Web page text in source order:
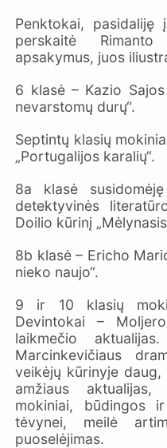
Penktokai,
perskaitė
apsakymus, juos
6 klasė – Kazio
nevarstomų durų“.
Septintų klasių
„Portugalijos karalių“.
8a klasė
detektyvinės
Doilio kūrinį
8b klasė – Ericho
nieko naujo“.
9 ir 10 klasių
Devintokai –
laikmečio
Marcinkevičiaus
veikėjų kūrinyje
amžiaus
mokiniai, būdingos
tėvynei, meilė
puoselėjimas.